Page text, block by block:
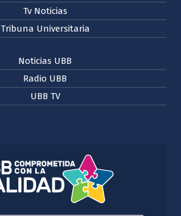
Tv Noticias
Tribuna Universitaria
Noticias UBB
Radio UBB
UBB TV